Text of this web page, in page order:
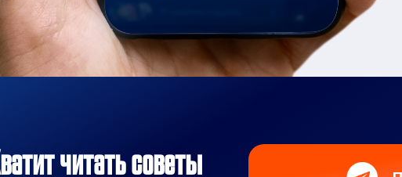
читать советы